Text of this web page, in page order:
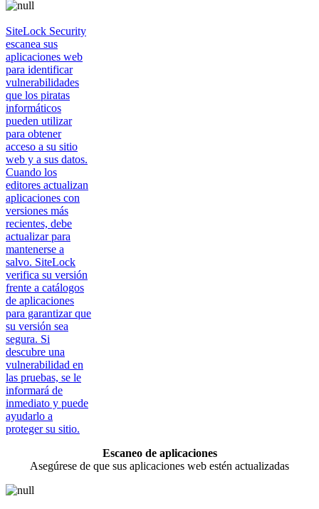
SiteLock Security
escanea sus
aplicaciones web
para identificar
vulnerabilidades
que los piratas
informáticos
pueden utilizar
para obtener
acceso a su sitio
web y a sus datos.
Cuando los
editores actualizan
aplicaciones con
versiones más
recientes, debe
actualizar para
mantenerse a
salvo. SiteLock
verifica su versión
frente a catálogos
de aplicaciones
para garantizar que
su versión sea
segura. Si
descubre una
vulnerabilidad en
las pruebas, se le
informará de
inmediato y puede
ayudarlo a
proteger su sitio.
Escaneo de aplicaciones
Asegúrese de que sus aplicaciones web estén actualizadas